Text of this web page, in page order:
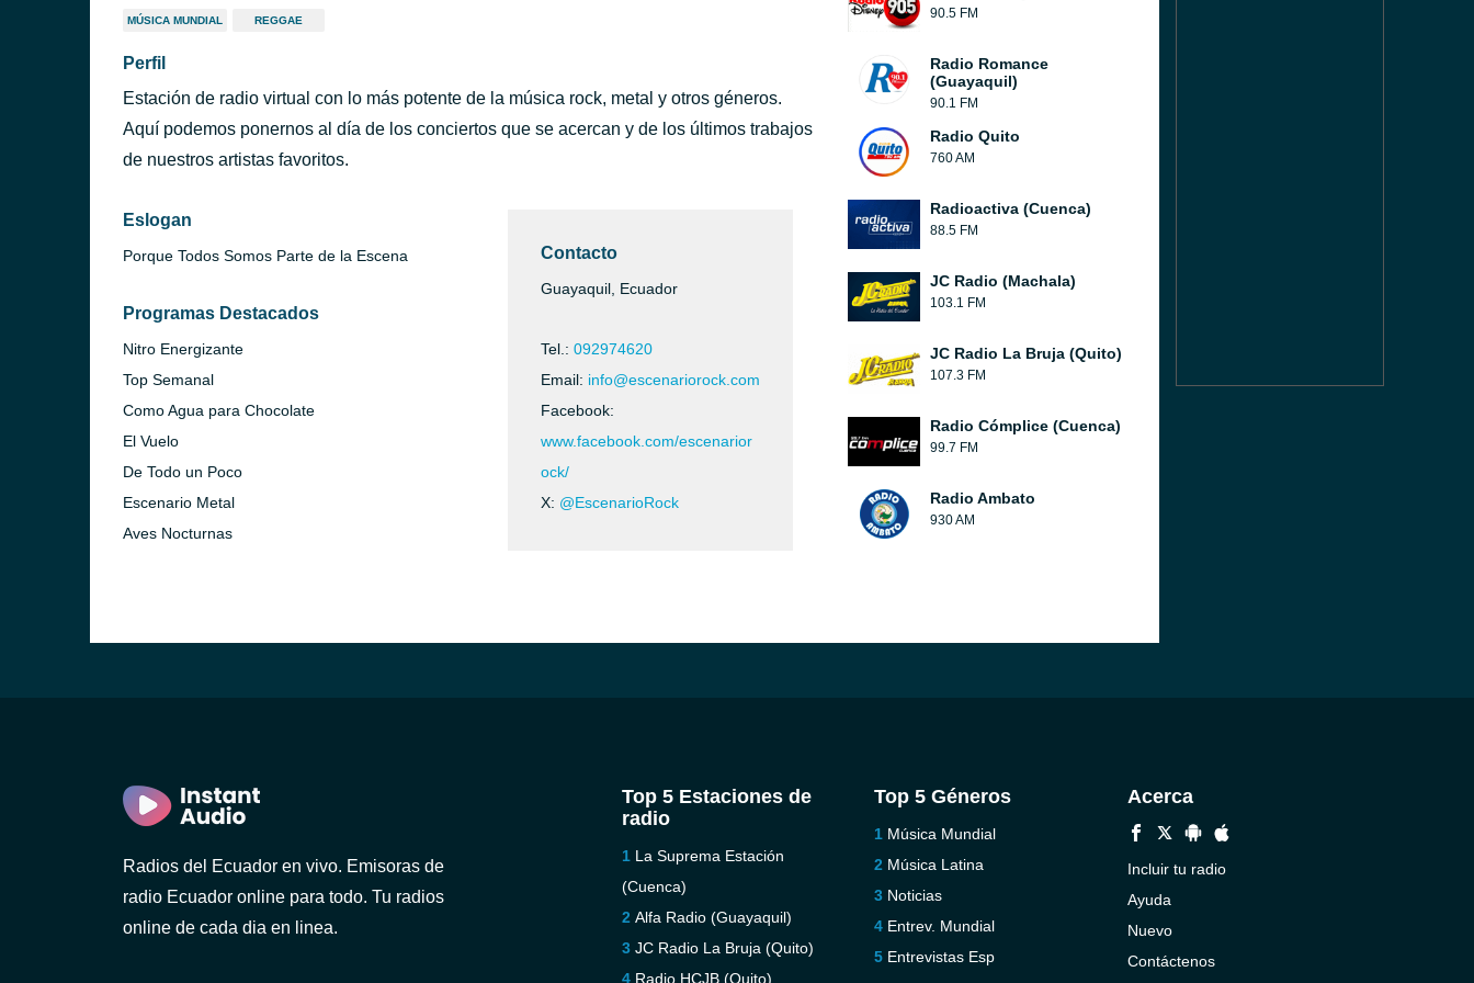
MÚSICA MUNDIAL REGGAE
Perfil
Estación de radio virtual con lo más potente de la música rock, metal y otros géneros.
Aquí podemos ponernos al día de los conciertos que se acercan y de los últimos trabajos
de nuestros artistas favoritos.
Eslogan
Porque Todos Somos Parte de la Escena
Programas Destacados
Nitro Energizante
Top Semanal
Como Agua para Chocolate
El Vuelo
De Todo un Poco
Escenario Metal
Aves Nocturnas
Contacto
Guayaquil, Ecuador
Tel.: 092974620
Email: info@escenariorock.com
Facebook:
www.facebook.com/escenarior
ock/
X: @EscenarioRock
90.5 FM
Radio Romance
(Guayaquil)
90.1 FM
Radio Quito
760 AM
Radioactiva (Cuenca)
88.5 FM
JC Radio (Machala)
103.1 FM
JC Radio La Bruja (Quito)
107.3 FM
Radio Cómplice (Cuenca)
99.7 FM
Radio Ambato
930 AM
Radios del Ecuador en vivo. Emisoras de
radio Ecuador online para todo. Tu radios
online de cada dia en linea.
Top 5 Estaciones de
radio
La Suprema Estación
(Cuenca)
Alfa Radio (Guayaquil)
JC Radio La Bruja (Quito)
Radio HCJB (Quito)
Top 5 Géneros
Música Mundial
Música Latina
Noticias
Entrev. Mundial
Entrevistas Esp
Acerca
Incluir tu radio
Ayuda
Nuevo
Contáctenos